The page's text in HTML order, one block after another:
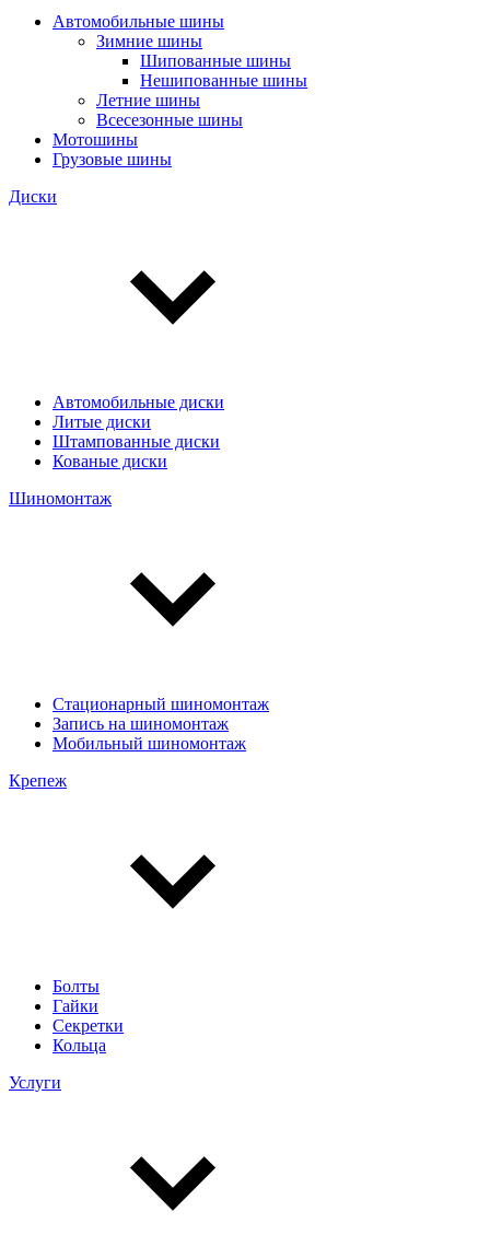
Автомобильные шины
Зимние шины
Шипованные шины
Нешипованные шины
Летние шины
Всесезонные шины
Мотошины
Грузовые шины
Диски
Автомобильные диски
Литые диски
Штампованные диски
Кованые диски
Шиномонтаж
Стационарный шиномонтаж
Запись на шиномонтаж
Мобильный шиномонтаж
Крепеж
Болты
Гайки
Секретки
Кольца
Услуги